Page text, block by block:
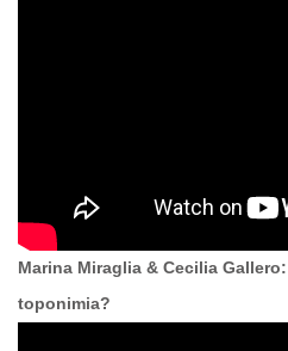
Marina Miraglia & Cecilia
toponimia?